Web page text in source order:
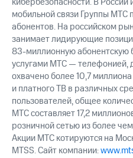
мобильной связи Группы МТС
абонентов. На российском
занимает лидирующие
83-миллионную абонентскую
услугами МТС — телефонией,
охвачено более 10,7
и платного ТВ в различных
пользователей, общее
МТС составляет 17,2
розничной сетью из более
Акции МТС котируются на
MTSS. Сайт компании: